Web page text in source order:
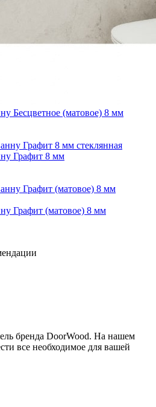
Бесцветное (матовое) 8 мм
Графит 8 мм
Графит (матовое) 8 мм
бренда DoorWood. На нашем
все необходимое для вашей